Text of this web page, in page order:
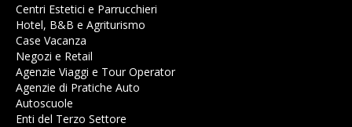
Centri Estetici e Parrucchieri
Hotel, B&B e Agriturismo
Case Vacanza
Negozi e Retail
Agenzie Viaggi e Tour Operator
Agenzie di Pratiche Auto
Autoscuole
Enti del Terzo Settore